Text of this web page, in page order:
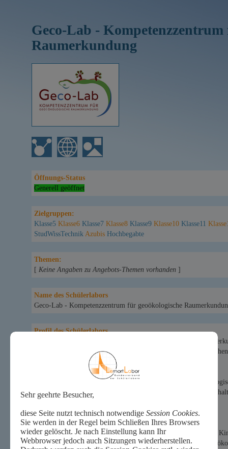
Geco-Lab - Kompetenzzentrum
Raumerkundung
Öffnungs-Status
Generell geöffnet
Zielgruppen:
Klasse5 Klasse6 Klasse7 Klasse8 Klasse9 Klasse10 Klasse11
StudWissTechnik Azubis Hochbegabte
Themen:
[ Keine Angaben zu Angebots-Themen vorhanden ]
Name des Schülerlabors
Geco-Lab - Kompetenzzentrum für geoökologische
Profil des Schülerlabors
Das "Geco-Lab - Kompetenzzentrum für geoökologische
Pädagogischen Hochschule Heidelberg schlägt die Brücke zwischen
... dem Erkennen von Umweltveränderungen im Gelände,
... dem Erkunden und Analysieren geographischer und
... dem Erklären von Umweltphänomenen im Kontext der
Außerschulischer Lernort
Als Schülerlabor ist das Geco-Lab außerschulischer Lernort für
naturwissenschaftlicher Basiskompetenzen in verschiedenen